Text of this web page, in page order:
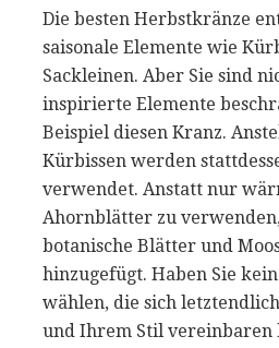
Die besten Herbstkränze
saisonale Elemente wie
Sackleinen. Aber Sie sind
inspirierte Elemente
Beispiel diesen Kranz.
Kürbissen werden
verwendet. Anstatt nur
Ahornblätter zu
botanische Blätter und
hinzugefügt. Haben Sie
wählen, die sich
und Ihrem Stil vereinbaren